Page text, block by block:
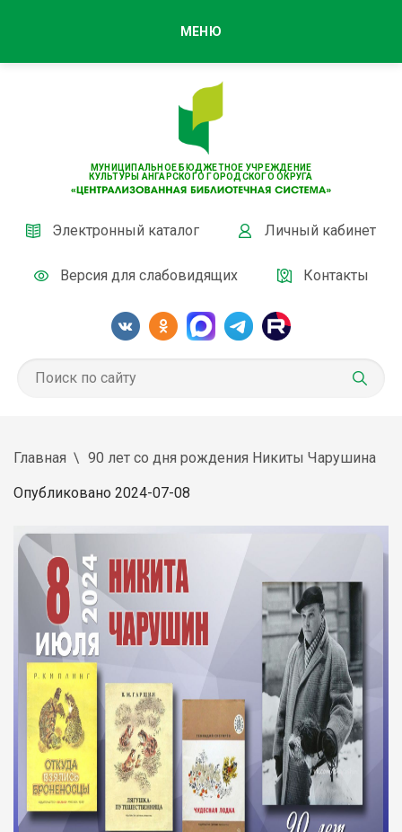
МУНИЦИПАЛЬНОЕ БЮДЖЕТНОЕ УЧРЕЖДЕНИЕ
КУЛЬТУРЫ АНГАРСКОГО ГОРОДСКОГО ОКРУГА
Электронный каталог Личный кабинет
Версия для слабовидящих Контакты
МЕНЮ
Главная 90 лет со дня рождения Никиты Чарушина
Опубликовано 2024-07-08